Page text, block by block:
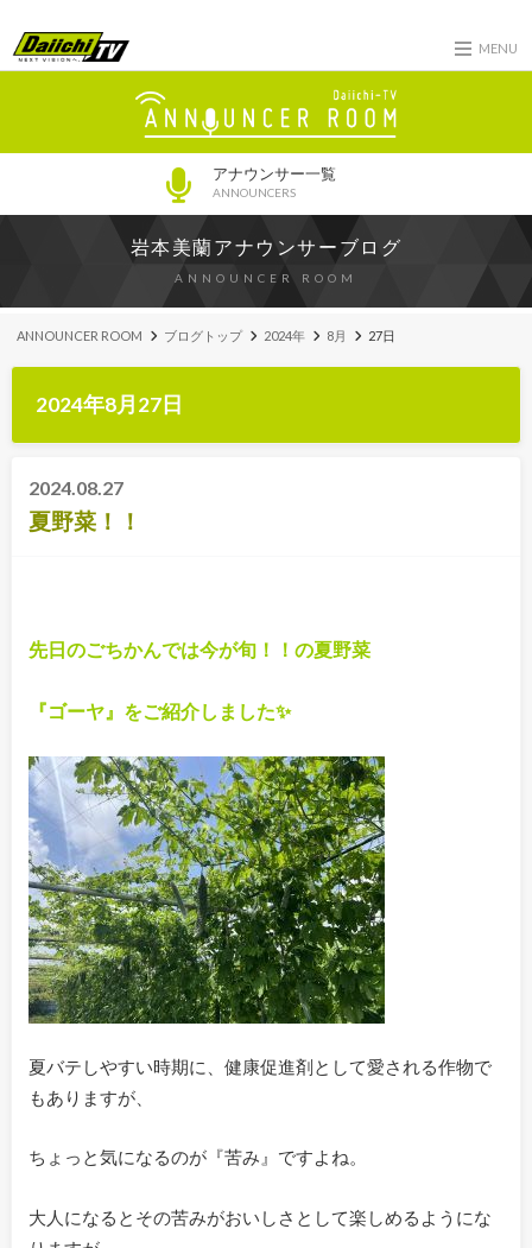
MENU
アナウンサー一覧
ANNOUNCERS
岩本美蘭アナウンサーブログ
ANNOUNCER ROOM
ANNOUNCER ROOM ブログトップ 2024年 8月 27日
2024年8月27日
2024.08.27
夏野菜！！
先日のごちかんでは今が旬！！の夏野菜
『ゴーヤ』をご紹介しました✨
夏バテしやすい時期に、健康促進剤として愛される作物で
もありますが、
ちょっと気になるのが『苦み』ですよね。
大人になるとその苦みがおいしさとして楽しめるようにな